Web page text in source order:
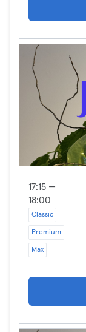
17:15 —
18:00
Classic
Premium
Max